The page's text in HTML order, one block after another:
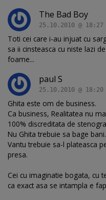
The Bad Boy
25.10.2010 @ 18:27
Toti cei care i-au injuat cu
sa ii cinsteasca cu niste lazi
foame...
paul S
25.10.2010 @ 18:20
Ghita este om de business.
Ca business, Realitatea nu
100% discreditata de
Nu Ghita trebuie sa bage bani.
Vantu trebuie sa-l plateasca
presa.
Cei cu imaginatie bogata, cu
ca exact asa se intampla e